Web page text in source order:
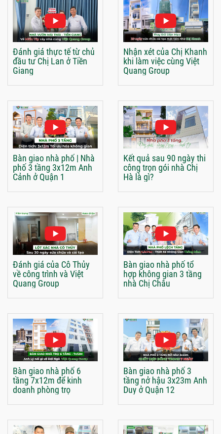
Đánh giá thực tế từ chủ
đầu tư Chị Lan ở Tiền
Giang
Nhận xét của Chị Khanh
khi làm việc cùng Việt
Quang Group
Bàn giao nhà phố | Nhà
phố 3 tầng 3x12m Anh
Cảnh ở Quận 1
Kết quả sau 90 ngày thi
công trọn gói nhà Chị
Hà là gì?
Đánh giá của Cô Thủy
về công trình và Việt
Quang Group
Bàn giao nhà phố tổ
hợp không gian 3 tầng
nhà Chị Châu
Bàn giao nhà phố 6
tầng 7x12m để kinh
doanh phòng trọ
Bàn giao nhà phố 3
tầng nở hậu 3x23m Anh
Duy ở Quận 12